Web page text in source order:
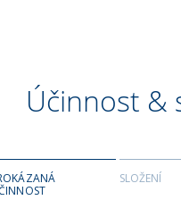
Účinnost &
SLOŽENÍ